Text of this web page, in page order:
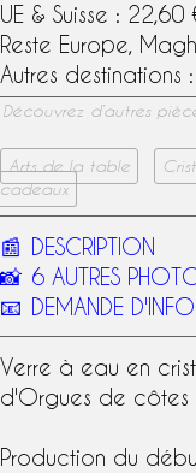
UE & Suisse : 22,60
Reste Europe,
Autres destinations
Découvrez d’autres
Arts de la table
cadeaux
📰 DESCRIPTION
📸 6 AUTRES
📧 DEMANDE
Verre à eau en
d'Orgues de côtes
Production du